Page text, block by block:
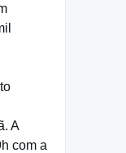
A
com a